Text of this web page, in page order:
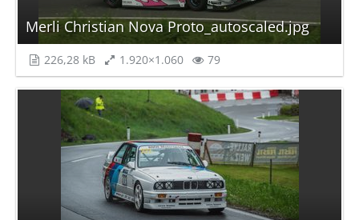
Merli Christian Nova Proto_autoscaled.jpg
226,28 kB 1.920×1.060 79